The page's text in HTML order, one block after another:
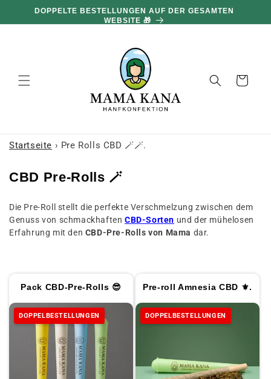
und zumDOPPELTE BESTELLUNGEN AUF DER GESAMTEN
WEBSITE 🎁
Warenkorb
Startseite › Pre Rolls CBD 🪄🪄.
S
m
m
:
CBD Pre-Rolls 🪄
Die Pre-Roll stellt die perfekte Verschmelzung zwischen dem
Genuss von schmackhaftenCBD-Sorten und der mühelosen
Erfahrung mit den CBD-Pre-Rolls von Mama dar.
Pack CBD-Pre-Rolls 😎
DOPPELBESTELLUNGEN
Pre-roll Amnesia CBD ⚜.
DOPPELBESTELLUNGEN